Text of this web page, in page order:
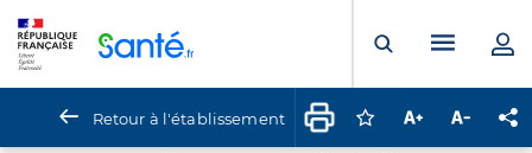
Ouvrir laMenu
Retour à l'établissement Connectez-vous
Augmenter la